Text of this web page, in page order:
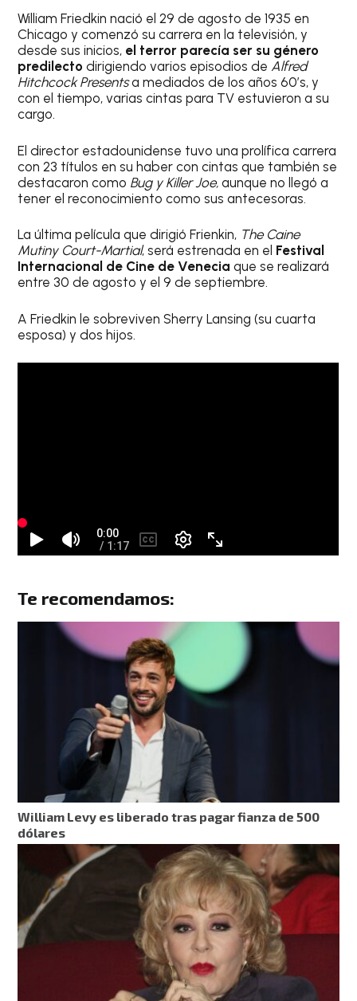
William Friedkin nació el 29 de agosto de 1935 en
Chicago y comenzó su carrera en la televisión, y
desde sus inicios, el terror parecía ser su género
predilecto dirigiendo varios episodios de Alfred
Hitchcock Presentsa mediados de los años 60′s, y
con el tiempo, varias cintas para TV estuvieron a su
cargo.
El director estadounidense tuvo una prolífica carrera
con 23 títulos en su haber con cintas que también se
destacaron como Bug y Killer Joe, aunque no llegó a
tener el reconocimiento como sus antecesoras.
La última película que dirigió Frienkin, The Caine
Mutiny Court-Martial, será estrenada en el Festival
Internacional de Cine de Venecia que se realizará
entre 30 de agosto y el 9 de septiembre.
A Friedkin le sobreviven Sherry Lansing (su cuarta
esposa) y dos hijos.
Te recomendamos:
William Levy es liberado tras pagar fianza de 500
dólares